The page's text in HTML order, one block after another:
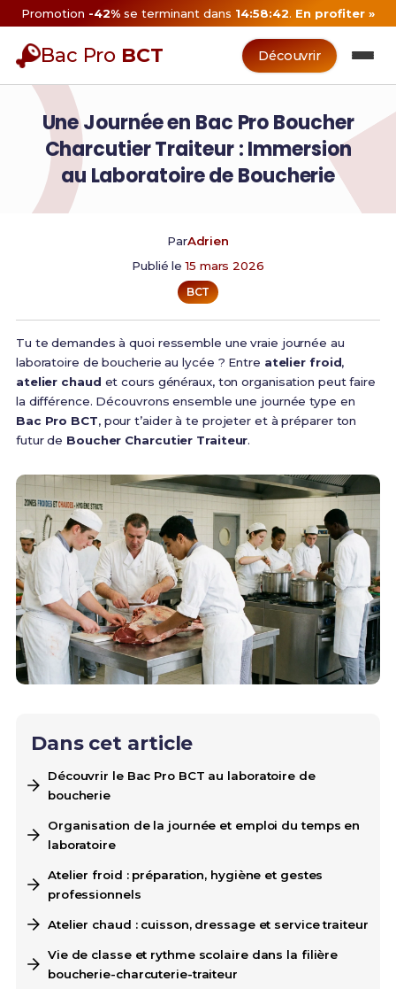
Promotion -42% se terminant dans14:58:41. En profiter »
Bac Pro BCT Découvrir
Une Journée en Bac Pro Boucher
Charcutier Traiteur : Immersion
au Laboratoire de Boucherie
ParAdrien
Publié le15 mars 2026
BCT
Tu te demandes à quoi ressemble une vraie journée au
laboratoire de boucherie au lycée ? Entre atelier froid,
atelier chaud et cours généraux, ton organisation peut faire
la différence. Découvrons ensemble une journée type en
Bac Pro BCT, pour t’aider à te projeter et à préparer ton
futur de Boucher Charcutier Traiteur.
Dans cet article
Découvrir le Bac Pro BCT au laboratoire de
boucherie
Organisation de la journée et emploi du temps en
laboratoire
Atelier froid : préparation, hygiène et gestes
professionnels
Atelier chaud : cuisson, dressage et service traiteur
Vie de classe et rythme scolaire dans la filière
boucherie-charcuterie-traiteur